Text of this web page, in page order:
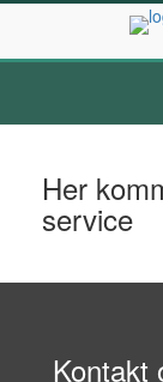
Her
service
Kontakt